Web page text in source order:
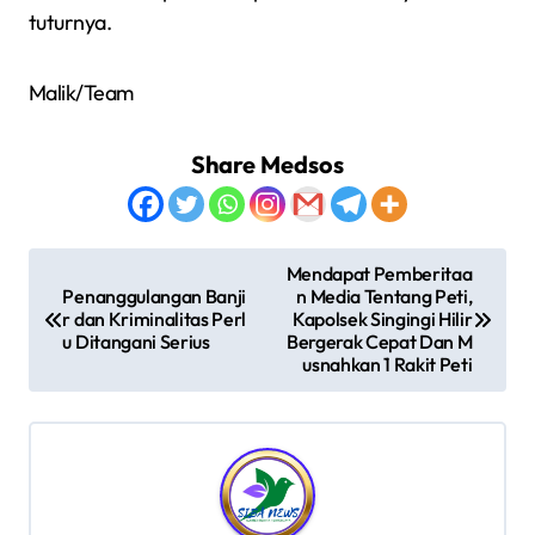
tuturnya.
Malik/Team
Share Medsos
i
g
Penanggulangan Banji
r dan Kriminalitas Perl
u Ditangani Serius
Mendapat Pemberitaa
n Media Tentang Peti,
Kapolsek Singingi Hilir
Bergerak Cepat Dan M
usnahkan 1 Rakit Peti